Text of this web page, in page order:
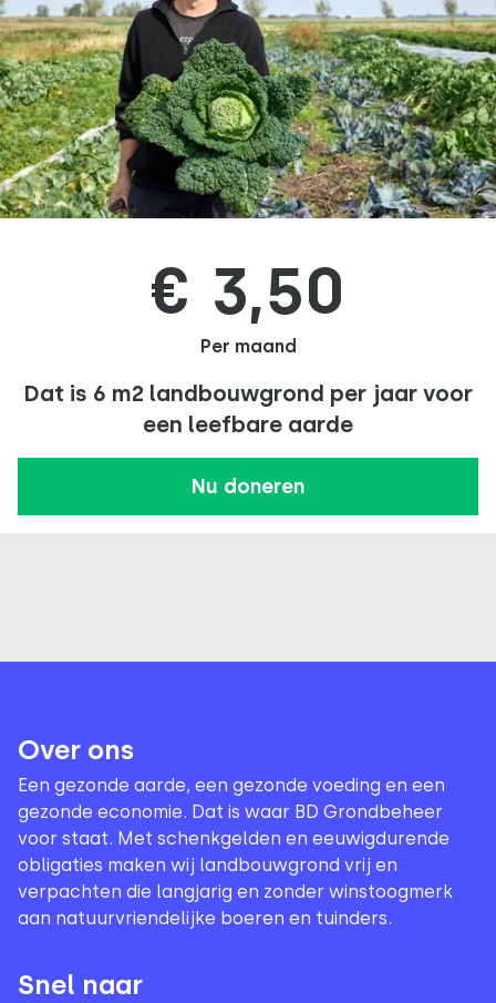
€ 3,50
Per maand
Dat is 6 m2 landbouwgrond per jaar voor
een leefbare aarde
Nu doneren
Over ons
Een gezonde aarde, een gezonde voeding en een
gezonde economie. Dat is waar BD Grondbeheer
voor staat. Met schenkgelden en eeuwigdurende
obligaties maken wij landbouwgrond vrij en
verpachten die langjarig en zonder winstoogmerk
aan natuurvriendelijke boeren en tuinders.
Snel naar